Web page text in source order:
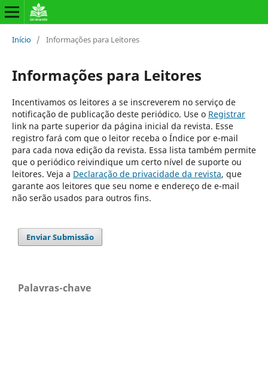
Início / Informações para Leitores
Informações para Leitores
Incentivamos os leitores a se inscreverem no serviço de
notificação de publicação deste periódico. Use o Registrar
link na parte superior da página inicial da revista. Esse
registro fará com que o leitor receba o Índice por e-mail
para cada nova edição da revista. Essa lista também permite
que o periódico reivindique um certo nível de suporte ou
leitores. Veja a Declaração de privacidade da revista, que
garante aos leitores que seu nome e endereço de e-mail
não serão usados para outros fins.
Enviar Submissão
Palavras-chave